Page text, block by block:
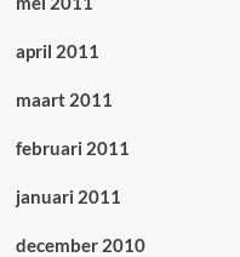
april 2011
maart 2011
februari 2011
januari 2011
december 2010